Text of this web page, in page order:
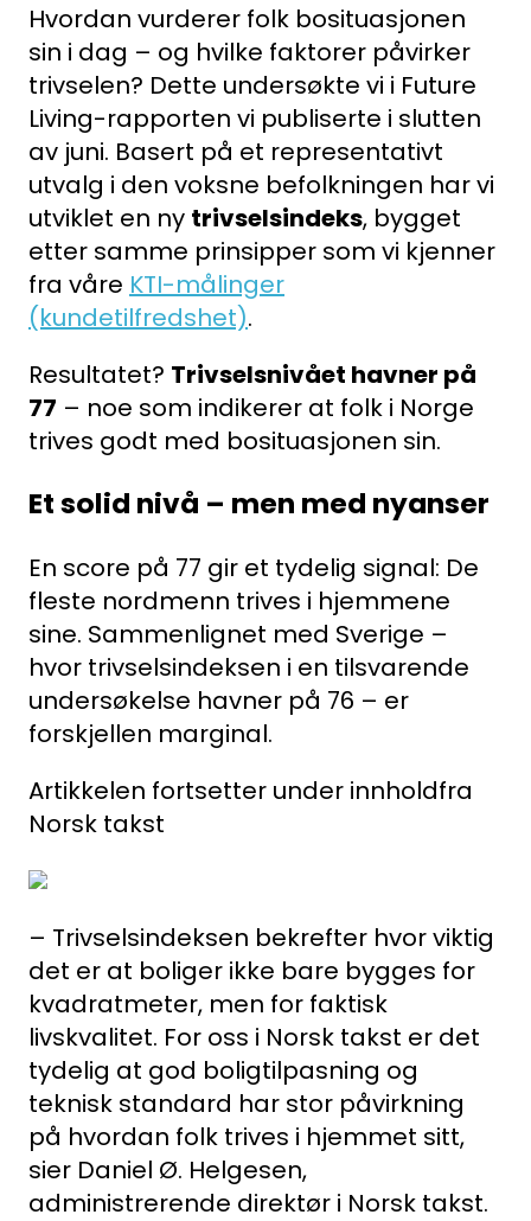
Hvordan vurderer folk bosituasjonen
sin i dag – og hvilke faktorer påvirker
trivselen? Dette undersøkte vi i Future
Living-rapporten vi publiserte i slutten
av juni. Basert på et representativt
utvalg i den voksne befolkningen har vi
utviklet en ny trivselsindeks, bygget
etter samme prinsipper som vi kjenner
fra våre KTI-målinger
(kundetilfredshet).
Resultatet? Trivselsnivået havner på
77 – noe som indikerer at folk i Norge
trives godt med bosituasjonen sin.
Et solid nivå – men med nyanser
En score på 77 gir et tydelig signal: De
fleste nordmenn trives i hjemmene
sine. Sammenlignet med Sverige –
hvor trivselsindeksen i en tilsvarende
undersøkelse havner på 76 – er
forskjellen marginal.
Artikkelen fortsetter under innholdfra
Norsk takst
– Trivselsindeksen bekrefter hvor viktig
det er at boliger ikke bare bygges for
kvadratmeter, men for faktisk
livskvalitet. For oss i Norsk takst er det
tydelig at god boligtilpasning og
teknisk standard har stor påvirkning
på hvordan folk trives i hjemmet sitt,
sier Daniel Ø. Helgesen,
administrerende direktør i Norsk takst.